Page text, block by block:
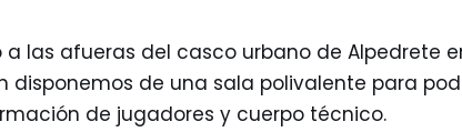
las afueras del casco urbano de Alpedrete
disponemos de una sala polivalente para
de jugadores y cuerpo técnico.